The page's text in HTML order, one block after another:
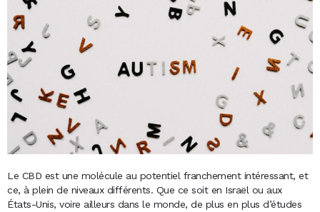
Le CBD est une molécule au potentiel franchement intéressant, et
ce, à plein de niveaux différents. Que ce soit en Israël ou aux
États-Unis, voire ailleurs dans le monde, de plus en plus d’études